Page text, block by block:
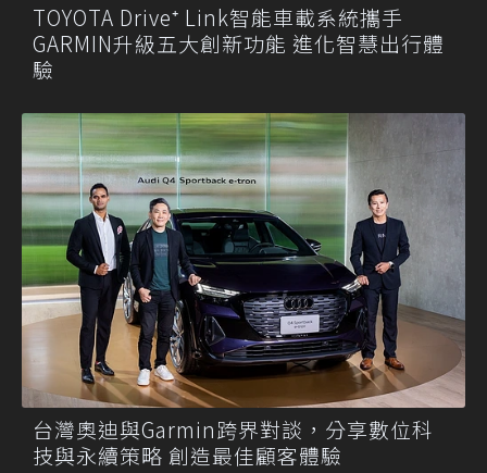
TOYOTA Drive⁺ Link智能車載系統攜手
GARMIN升級五大創新功能 進化智慧出行體
驗
台灣奧迪與Garmin跨界對談，分享數位科
技與永續策略 創造最佳顧客體驗